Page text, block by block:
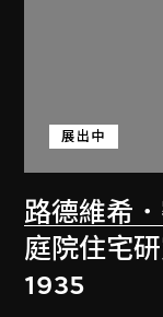
路德維希
展出中
庭院住宅
1935